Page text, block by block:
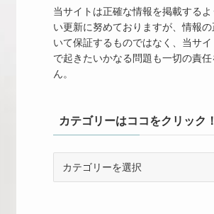
当サイトは正確な情報を掲載する
い更新に努めておりますが、情報
いて保証するものではなく、当サイ
で起きたいかなる問題も一切の責
ん。
カテゴリーはココをクリック！